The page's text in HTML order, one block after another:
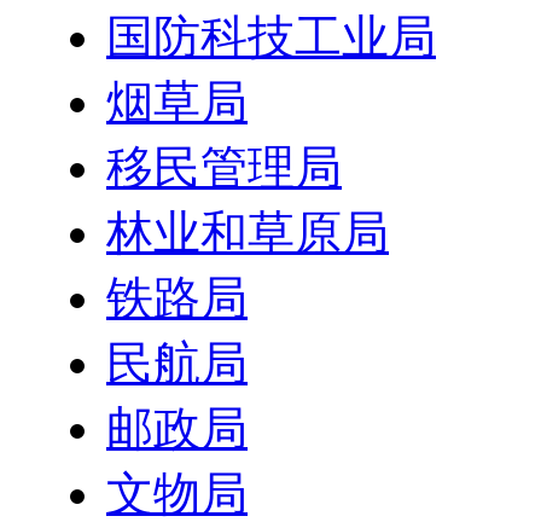
国防科技工业局
烟草局
移民管理局
林业和草原局
铁路局
民航局
邮政局
文物局